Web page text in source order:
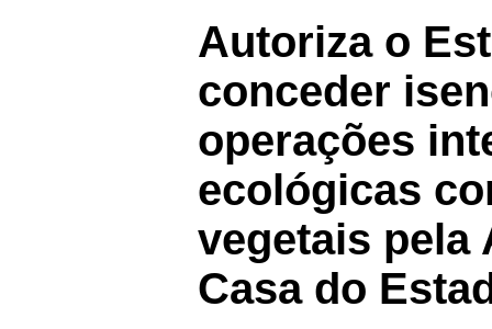
Autoriza o
conceder
operações
ecológicas
vegetais pela
Casa do